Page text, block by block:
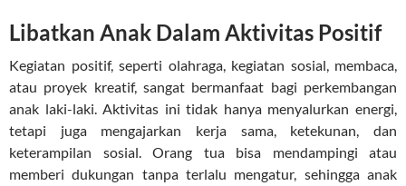
Libatkan Anak Dalam Aktivitas Positif
Kegiatan positif, seperti olahraga, kegiatan sosial, membaca,
atau proyek kreatif, sangat bermanfaat bagi perkembangan
anak laki-laki. Aktivitas ini tidak hanya menyalurkan energi,
tetapi juga mengajarkan kerja sama, ketekunan, dan
keterampilan sosial. Orang tua bisa mendampingi atau
memberi dukungan tanpa terlalu mengatur, sehingga anak